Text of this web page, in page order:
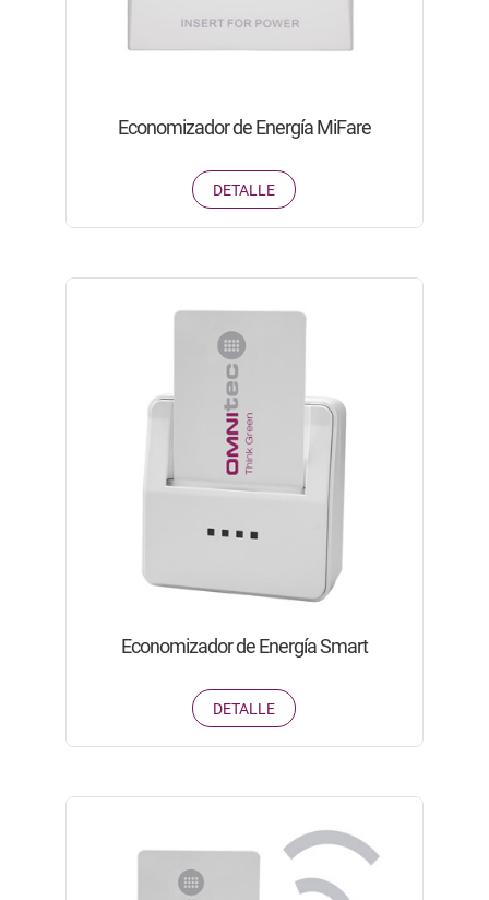
Economizador de Energía MiFare
DETALLE
Economizador de Energía Smart
DETALLE